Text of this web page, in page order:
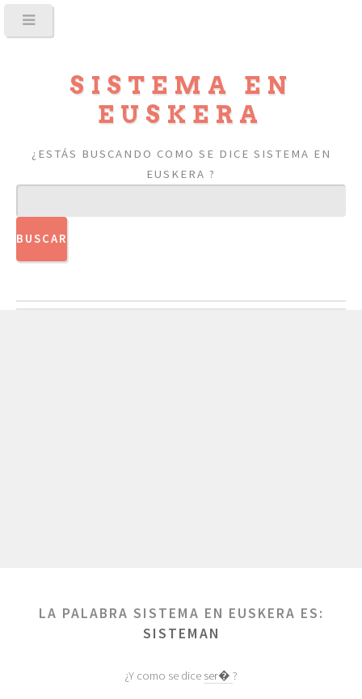
SISTEMA EN
EUSKERA
¿ESTÁS BUSCANDO COMO SE DICE SISTEMA EN
EUSKERA ?
LA PALABRA SISTEMA EN EUSKERA ES:
SISTEMAN
¿Y como se dice ser� ?